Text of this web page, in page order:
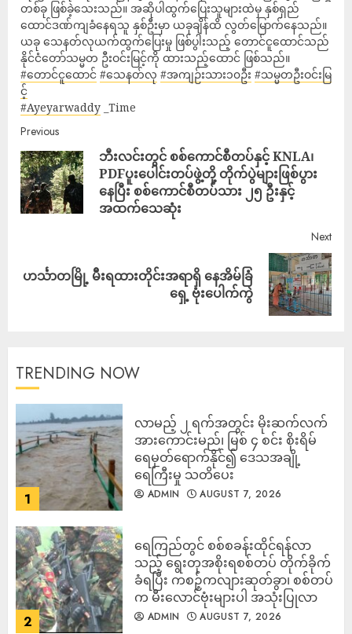
တစ်ခု ဖြစ်ခဲ့သေးသည်။ အဆိုပါထွက်ပြေးသူများထဲမှ နှစ်ရှည်
ထောင်ဒဏ်ကျခံနေရသူ နှစ်ဦးမှာ ယခုချိန်ထိ လွတ်မြောက်နေသည်။
ယခု သေနတ်လုယက်ထွက်ပြေးမှု ဖြစ်ပွါးသည့် တောင်ငူထောင်သည်
နိုင်ငံတော်သမ္မတ ဦးဝင်းမြင့်ကို ထားသည့်ထောင် ဖြစ်သည်။
#တောင်ငူထောင် #သေနတ်လု #အကျဉ်းသား၁၀ဦး #သမ္မတဦးဝင်းမြ
င့်
#Ayeyarwaddy _Time
Previous
ဘီးလင်းတွင် စစ်ကောင်စီတပ်နှင့် KNLA၊
PDFပူးပေါင်းတပ်ဖွဲ့တို့ တိုက်ပွဲများဖြစ်ပွား‌
နေပြီး စစ်ကောင်စီတပ်သား ၂၅ ဦးနှင့်
အထက်သေဆုံး
Next
ဟင်္သာတမြို့ မိီးရထားတိုင်းအရာရှိ နေအိမ်ခြံ
ရှေ့ ဗုံးပေါက်ကွဲ
TRENDING NOW
1
လာမည့် ၂ ရက်အတွင်း မိုးဆက်လက်
အားကောင်းမည်၊ မြစ် ၄ စင်း စိုးရိမ်
ရေမှတ်ရောက်နိုင်၍ ဒေသအချို့
ရေကြီးမှု သတိပေး
ADMIN AUGUST 7, 2026
2
ရေကြည်တွင် စစ်စခန်းထိုင်ရန်လာ
သည့် ရွေးတုအစိုးရစစ်တပ် တိုက်ခိုက်
ခံရပြီး ကစဉ့်ကလျားဆုတ်ခွာ၊ စစ်တပ်
က မီးလောင်ဗုံးများပါ အသုံးပြုလာ
ADMIN AUGUST 7, 2026